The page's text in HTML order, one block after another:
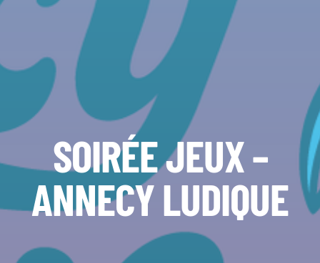
SOIRÉE JEUX –
ANNECY LUDIQUE